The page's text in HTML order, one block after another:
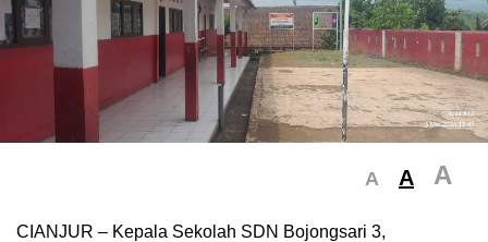
A A A
CIANJUR – Kepala Sekolah SDN Bojongsari 3,